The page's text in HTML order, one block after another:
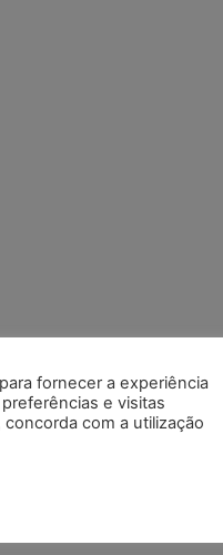
fornecer a experiência
e visitas
concorda com a utilização